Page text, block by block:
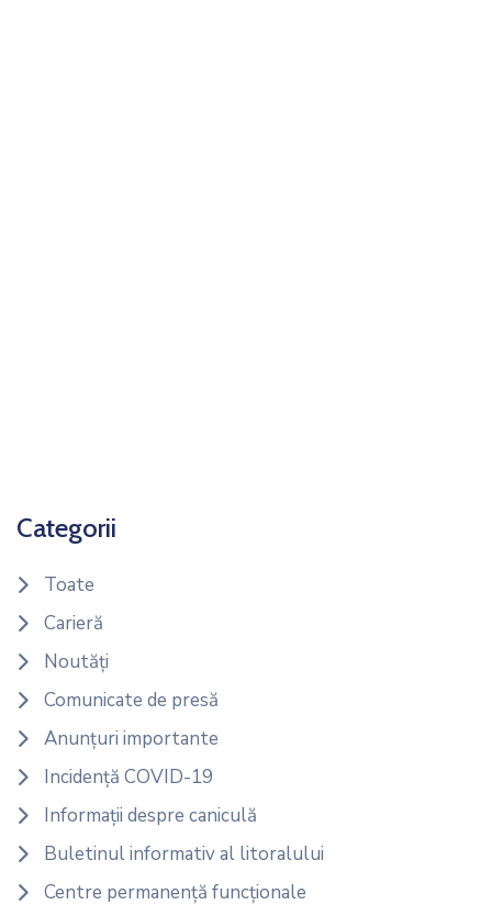
Categorii
Toate
Carieră
Noutăți
Comunicate de presă
Anunțuri importante
Incidență COVID-19
Informații despre caniculă
Buletinul informativ al litoralului
Centre permanență funcționale